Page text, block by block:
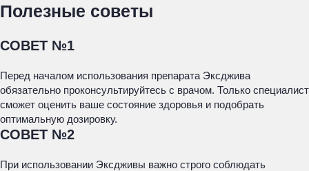
Полезные советы
СОВЕТ №1
Перед началом использования препарата Эксджива
обязательно проконсультируйтесь с врачом. Только специалист
сможет оценить ваше состояние здоровья и подобрать
оптимальную дозировку.
СОВЕТ №2
При использовании Эксдживы важно строго соблюдать